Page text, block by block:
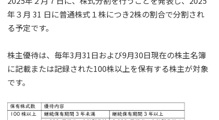
年３月 31 日に普通株式１株につき2株の割合で分割され
る予定です。
株主優待は、毎年3月31日および9月30日現在の株主名簿
に記載または記録された100株以上を保有する株主が対象
です。